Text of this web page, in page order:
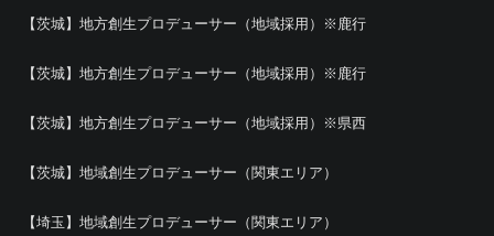
【茨城】地方創生プロデューサー（地域採用）※鹿行
【茨城】地方創生プロデューサー（地域採用）※鹿行
【茨城】地方創生プロデューサー（地域採用）※県西
【茨城】地域創生プロデューサー（関東エリア）
【埼玉】地域創生プロデューサー（関東エリア）